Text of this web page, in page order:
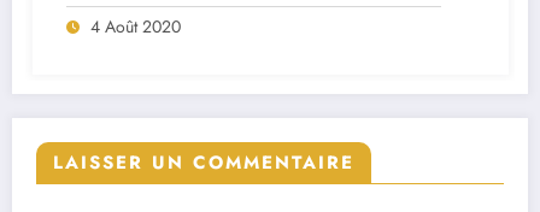
LAISSER UN COMMENTAIRE